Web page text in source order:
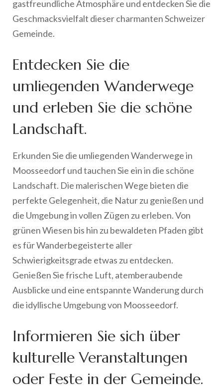
gastfreundliche Atmosphäre und entdecken Sie die
Geschmacksvielfalt dieser charmanten Schweizer
Gemeinde.
Entdecken Sie die
umliegenden Wanderwege
und erleben Sie die schöne
Landschaft.
Erkunden Sie die umliegenden Wanderwege in
Moosseedorf und tauchen Sie ein in die schöne
Landschaft. Die malerischen Wege bieten die
perfekte Gelegenheit, die Natur zu genießen und
die Umgebung in vollen Zügen zu erleben. Von
grünen Wiesen bis hin zu bewaldeten Pfaden gibt
es für Wanderbegeisterte aller
Schwierigkeitsgrade etwas zu entdecken.
Genießen Sie frische Luft, atemberaubende
Ausblicke und eine entspannte Wanderung durch
die idyllische Umgebung von Moosseedorf.
Informieren Sie sich über
kulturelle Veranstaltungen
oder Feste in der Gemeinde.